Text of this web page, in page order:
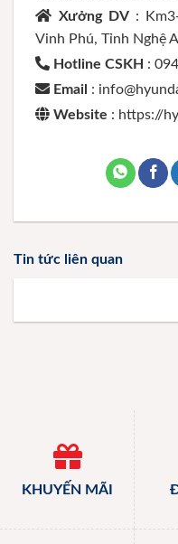
Xưởng DV :
Vinh Phú, Tỉnh Nghệ
Hotline CSKH :
Email :
Website : https://
Tin tức liên quan
KHUYẾN MÃI